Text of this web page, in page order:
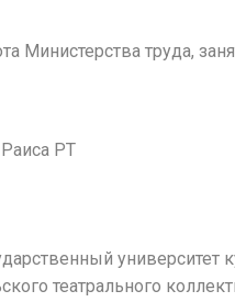
Министерства труда,
Раиса РТ
университет
театрального